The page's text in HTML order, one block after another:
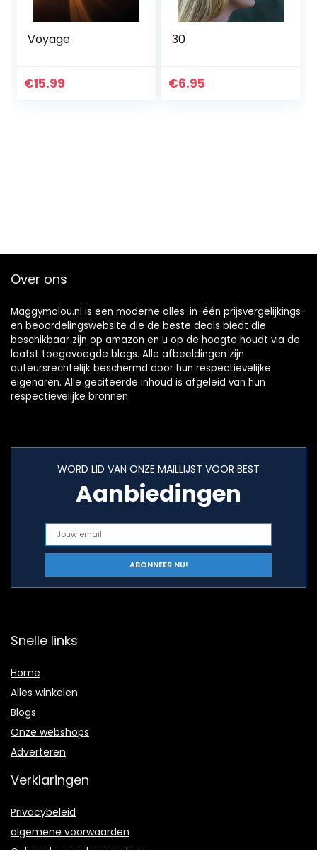
Voyage
€15.99
30
€6.95
Over ons
Maggymalou.nl is een moderne alles-in-één prijsvergelijkings-
en beoordelingswebsite die de beste deals biedt die
beschikbaar zijn op amazon en u op de hoogte houdt via de
laatst toegevoegde blogs. Alle afbeeldingen zijn
auteursrechtelijk beschermd door hun respectievelijke
eigenaren. Alle geciteerde inhoud is afgeleid van hun
respectievelijke bronnen.
WORD LID VAN ONZE MAILLIJST VOOR BEST
Aanbiedingen
Snelle links
Home
Alles winkelen
Blogs
Onze webshops
Adverteren
Verklaringen
Privacybeleid
algemene voorwaarden